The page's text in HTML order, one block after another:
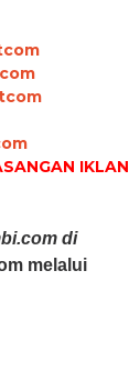
IKLAN
di
melalui